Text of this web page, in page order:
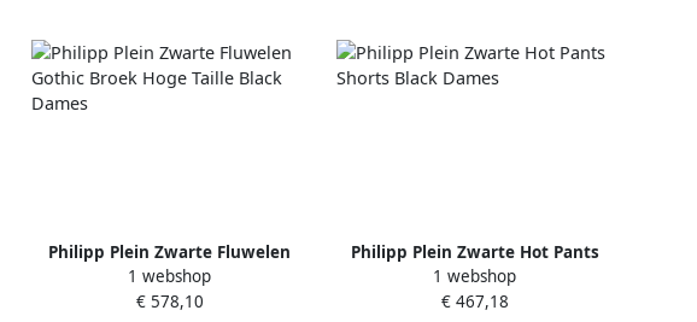
Philipp Plein Zwarte Fluwelen
Gothic Broek Hoge Taille Black
Dames
1 webshop
€ 578,10
Philipp Plein Zwarte Hot Pants
Shorts Black Dames
1 webshop
€ 467,18